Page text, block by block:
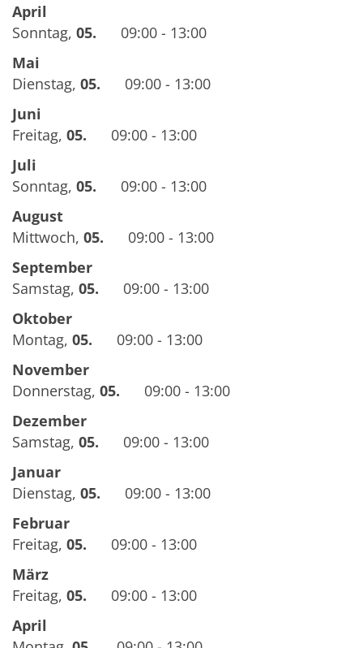
April
Sonntag, 05.
09:00 - 13:00
Mai
Dienstag, 05.
09:00 - 13:00
Juni
Freitag, 05.
09:00 - 13:00
Juli
Sonntag, 05.
09:00 - 13:00
August
Mittwoch, 05.
09:00 - 13:00
September
Samstag, 05.
09:00 - 13:00
Oktober
Montag, 05.
09:00 - 13:00
November
Donnerstag, 05.
09:00 - 13:00
Dezember
Samstag, 05.
09:00 - 13:00
Januar
Dienstag, 05.
09:00 - 13:00
Februar
Freitag, 05.
09:00 - 13:00
März
Freitag, 05.
09:00 - 13:00
April